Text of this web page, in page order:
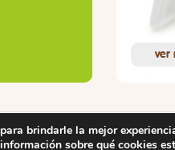
ver
Carta Dónde
brindarle la mejor
sobre qué cookies